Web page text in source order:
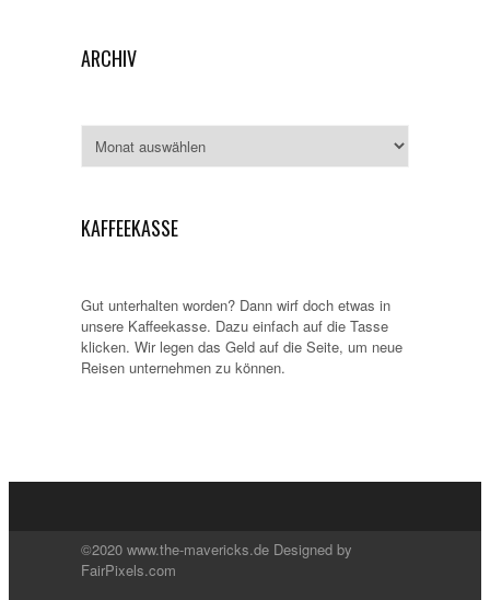
ARCHIV
KAFFEEKASSE
Gut unterhalten worden? Dann wirf doch etwas in
unsere Kaffeekasse. Dazu einfach auf die Tasse
klicken. Wir legen das Geld auf die Seite, um neue
Reisen unternehmen zu können.
©2020 www.the-mavericks.de Designed by
FairPixels.com